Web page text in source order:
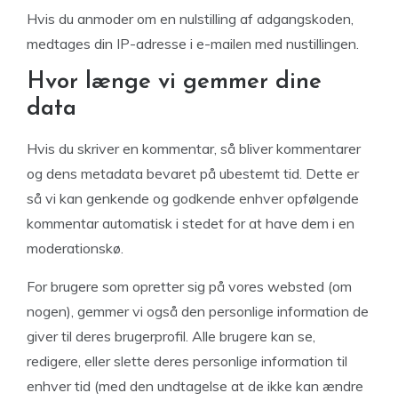
Hvis du anmoder om en nulstilling af adgangskoden,
medtages din IP-adresse i e-mailen med nustillingen.
Hvor længe vi gemmer dine
data
Hvis du skriver en kommentar, så bliver kommentarer
og dens metadata bevaret på ubestemt tid. Dette er
så vi kan genkende og godkende enhver opfølgende
kommentar automatisk i stedet for at have dem i en
moderationskø.
For brugere som opretter sig på vores websted (om
nogen), gemmer vi også den personlige information de
giver til deres brugerprofil. Alle brugere kan se,
redigere, eller slette deres personlige information til
enhver tid (med den undtagelse at de ikke kan ændre